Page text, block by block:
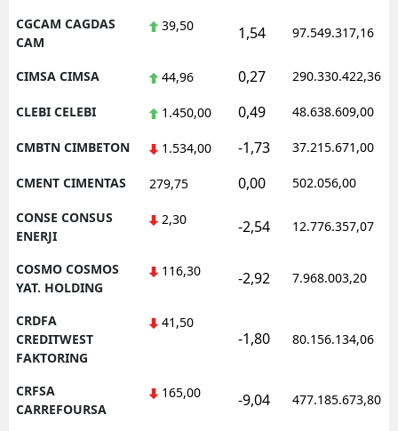
CGCAM CAGDAS
CAM
39,50 1,54 97.549.317,16
CIMSA CIMSA 44,96 0,27 290.330.422,36
CLEBI CELEBI 1.450,00 0,49 48.638.609,00
CMBTN CIMBETON 1.534,00 -1,73 37.215.671,00
CMENT CIMENTAS 279,75 0,00 502.056,00
CONSE CONSUS
ENERJI
2,30 -2,54 12.776.357,07
COSMO COSMOS
YAT. HOLDING
116,30 -2,92 7.968.003,20
CRDFA
CREDITWEST
FAKTORING
41,50
-1,80 80.156.134,06
CRFSA
CARREFOURSA
165,00 -9,04 477.185.673,80